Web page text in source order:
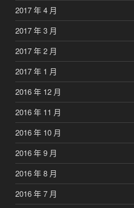
2017 年 4 月
2017 年 3 月
2017 年 2 月
2017 年 1 月
2016 年 12 月
2016 年 11 月
2016 年 10 月
2016 年 9 月
2016 年 8 月
2016 年 7 月